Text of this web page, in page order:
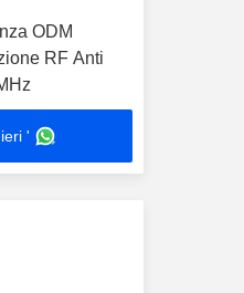
ODM
RF Anti
'